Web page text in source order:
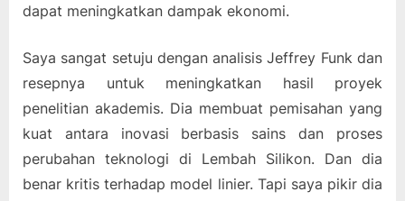
dapat meningkatkan dampak ekonomi.
Saya sangat setuju dengan analisis Jeffrey Funk dan
resepnya untuk meningkatkan hasil proyek
penelitian akademis. Dia membuat pemisahan yang
kuat antara inovasi berbasis sains dan proses
perubahan teknologi di Lembah Silikon. Dan dia
benar kritis terhadap model linier. Tapi saya pikir dia